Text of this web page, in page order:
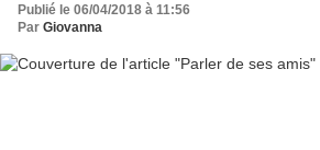
Publié le 06/04/2018 à 11:56
Par Giovanna